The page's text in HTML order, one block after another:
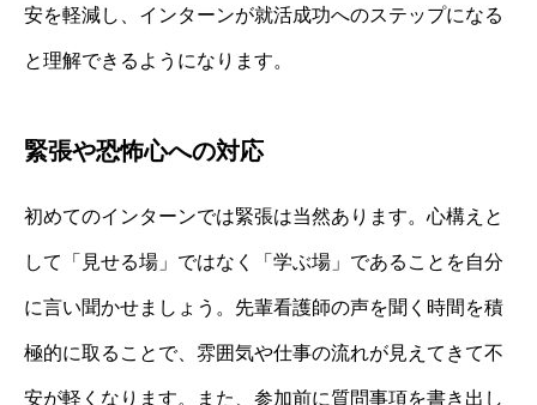
安を軽減し、インターンが就活成功へのステップになる
と理解できるようになります。
緊張や恐怖心への対応
初めてのインターンでは緊張は当然あります。心構えと
して「見せる場」ではなく「学ぶ場」であることを自分
に言い聞かせましょう。先輩看護師の声を聞く時間を積
極的に取ることで、雰囲気や仕事の流れが見えてきて不
安が軽くなります。また、参加前に質問事項を書き出し